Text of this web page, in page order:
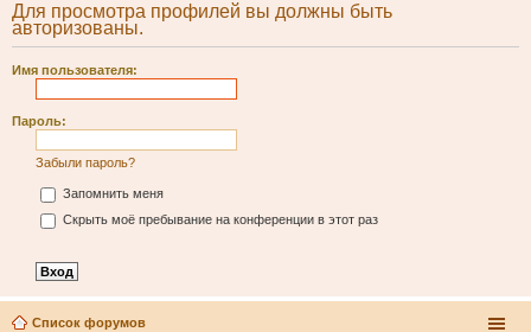
Для просмотра профилей вы должны быть
авторизованы.
Имя пользователя:
Пароль:
Забыли пароль?
Запомнить меня
Скрыть моё пребывание на конференции в этот раз
Список форумов